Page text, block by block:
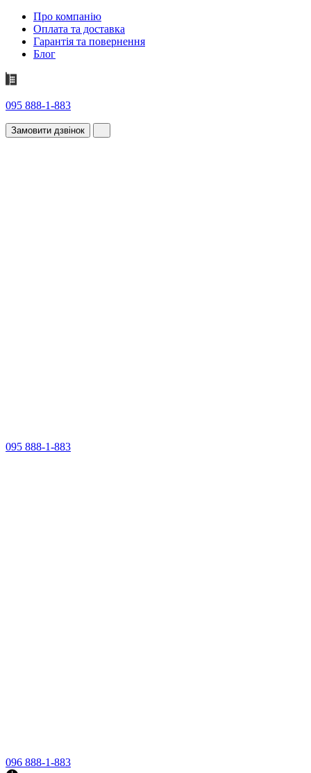
Про компанію
Оплата та доставка
Гарантія та повернення
Блог
095 888-1-883
Замовити дзвінок
095 888-1-883
096 888-1-883